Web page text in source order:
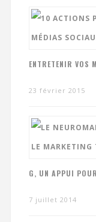
ENTRETENIR VOS
23 février 2015
G, UN APPUI
7 juillet 2014